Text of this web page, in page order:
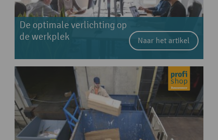
De optimale verlichting op
de werkplek
Naar het artikel